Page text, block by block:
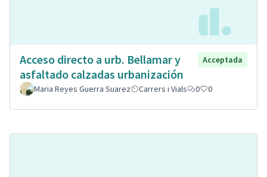
Acceso directo a urb. Bellamar y
asfaltado calzadas urbanización
Acceptada
Maria Reyes Guerra Suarez Carrers i Vials 0 0